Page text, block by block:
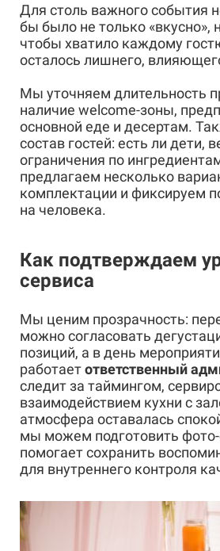
Для столь важного события
бы было не только «вкусно»,
чтобы хватило каждому
осталось лишнего,
Мы уточняем длительность
наличие welcome-зоны,
основной еде и десертам.
состав гостей: есть ли дети,
ограничения по
предлагаем несколько
комплектации и фиксируем
на человека.
Как подтверждаем
сервиса
Мы ценим прозрачность:
можно согласовать
позиций, а в день
работаетответственный
следит за таймингом,
взаимодействием кухни с
атмосфера оставалась
мы можем подготовить фото-
помогает сохранить
для внутреннего контроля